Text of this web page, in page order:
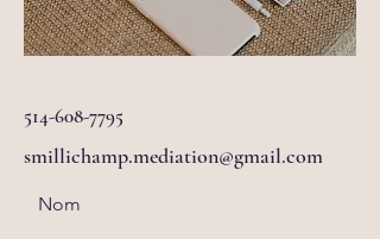
514-608-7795
smillichamp.mediation@gmail.com
Nom